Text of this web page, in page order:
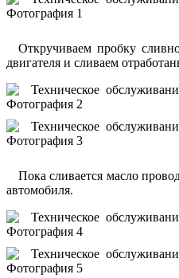
Откручиваем пробку
двигателя и сливаем
Пока сливается масло
автомобиля.